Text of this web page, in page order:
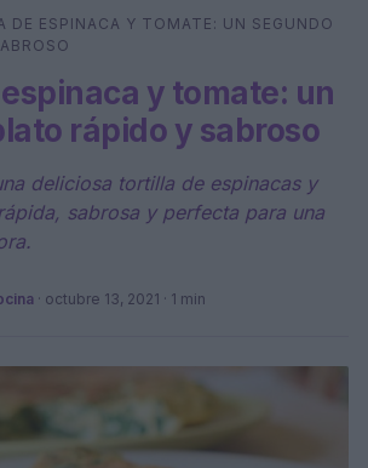
⌕ ×
DE ESPINACA Y TOMATE: UN SEGUNDO
y tomate: un
rápido y sabroso
deliciosa tortilla de espinacas y
sabrosa y perfecta para una
· octubre 13, 2021 · 1 min